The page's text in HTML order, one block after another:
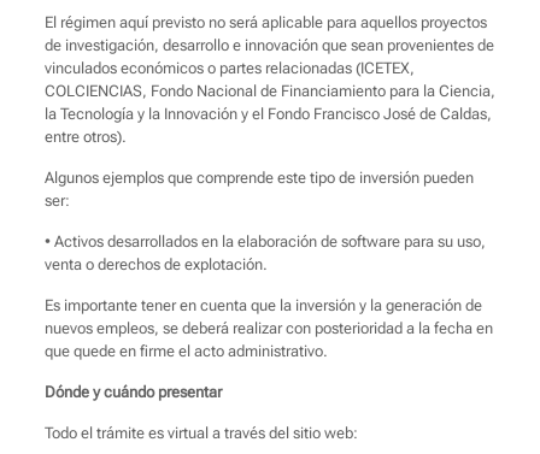
El régimen aquí previsto no será aplicable para aquellos proyectos
de investigación, desarrollo e innovación que sean provenientes de
vinculados económicos o partes relacionadas (ICETEX,
COLCIENCIAS, Fondo Nacional de Financiamiento para la Ciencia,
la Tecnología y la Innovación y el Fondo Francisco José de Caldas,
entre otros).
Algunos ejemplos que comprende este tipo de inversión pueden
ser:
• Activos desarrollados en la elaboración de software para su uso,
venta o derechos de explotación.
Es importante tener en cuenta que la inversión y la generación de
nuevos empleos, se deberá realizar con posterioridad a la fecha en
que quede en firme el acto administrativo.
Dónde y cuándo presentar
Todo el trámite es virtual a través del sitio web: